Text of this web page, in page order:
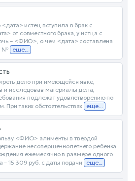
истец вступила в брак с
от совместного брака, у истца с
– <ФИО>, о чем <дата> составлена
№ еще...
дело при имеющейся явке,
и исследовав материалы дела,
подлежат удовлетворению по
таких обстоятельствах еще...
<ФИО> алименты в твердой
несовершеннолетнего ребенка
ежемесячно в размере одного
– 15 309 руб. с даты подачи
еще...